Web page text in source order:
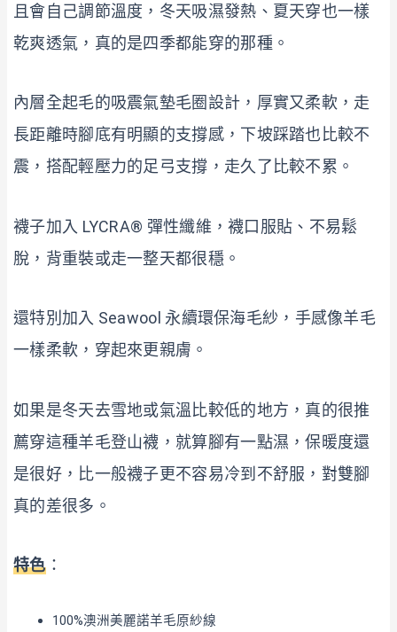
且會自己調節溫度，冬天吸濕發熱、夏天穿也一樣
乾爽透氣，真的是四季都能穿的那種。
內層全起毛的吸震氣墊毛圈設計，厚實又柔軟，走
長距離時腳底有明顯的支撐感，下坡踩踏也比較不
震，搭配輕壓力的足弓支撐，走久了比較不累。
襪子加入 LYCRA® 彈性纖維，襪口服貼、不易鬆
脫，背重裝或走一整天都很穩。
還特別加入 Seawool 永續環保海毛紗，手感像羊毛
一樣柔軟，穿起來更親膚。
如果是冬天去雪地或氣溫比較低的地方，真的很推
薦穿這種羊毛登山襪，就算腳有一點濕，保暖度還
是很好，比一般襪子更不容易冷到不舒服，對雙腳
真的差很多。
特色：
100%澳洲美麗諾羊毛原紗線